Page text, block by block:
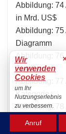
Abbildung:
in Mrd. US$
Abbildung:
Diagramm
Abbildung:
Tag-Typ
Abbildung:
Kategorie
Abbildung:
Sensortyp
Abbildung:
Anruf
Wir
verwenden
Cookies
um Ihr
Nutzungserlebnis
zu verbessern.